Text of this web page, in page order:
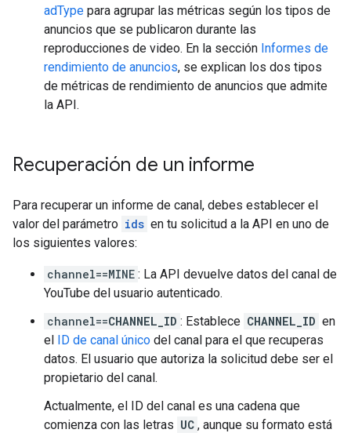
adType para agrupar las métricas según los tipos de
anuncios que se publicaron durante las
reproducciones de video. En la sección Informes de
rendimiento de anuncios, se explican los dos tipos
de métricas de rendimiento de anuncios que admite
la API.
Recuperación de un informe
Para recuperar un informe de canal, debes establecer el
valor del parámetro ids en tu solicitud a la API en uno de
los siguientes valores:
channel==MINE : La API devuelve datos del canal de
YouTube del usuario autenticado.
channel==CHANNEL_ID : Establece CHANNEL_ID en
el ID de canal único del canal para el que recuperas
datos. El usuario que autoriza la solicitud debe ser el
propietario del canal.
Actualmente, el ID del canal es una cadena que
comienza con las letras UC , aunque su formato está